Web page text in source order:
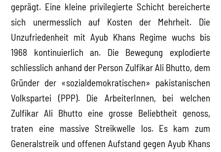
geprägt. Eine kleine privilegierte Schicht bereicherte
sich unermesslich auf Kosten der Mehrheit. Die
Unzufriedenheit mit Ayub Khans Regime wuchs bis
1968 kontinuierlich an. Die Bewegung explodierte
schliesslich anhand der Person Zulfikar Ali Bhutto, dem
Gründer der «sozialdemokratischen» pakistanischen
Volkspartei (PPP). Die ArbeiterInnen, bei welchen
Zulfikar Ali Bhutto eine grosse Beliebtheit genoss,
traten eine massive Streikwelle los. Es kam zum
Generalstreik und offenen Aufstand gegen Ayub Khans